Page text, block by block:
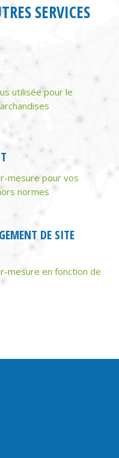
SERVICES
utilisée pour le
mesure pour vos
normes
DE SITE
mesure en fonction de